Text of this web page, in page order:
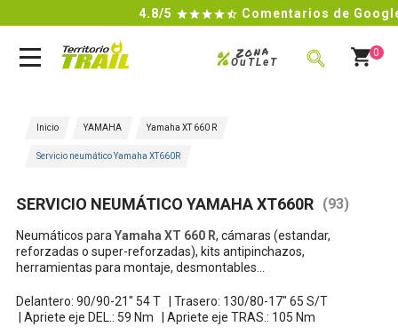
Comentarios de Google
Zona
%OuTLeT
0
Inicio YAMAHA Yamaha XT 660 R
Servicio neumático Yamaha XT660R
SERVICIO NEUMÁTICO YAMAHA XT660R (93)
Neumáticos para Yamaha XT 660 R, cámaras (estandar,
reforzadas o super-reforzadas), kits antipinchazos,
herramientas para montaje, desmontables...
Delantero: 90/90-21" 54 T |
Trasero: 130/80-17" 65 S/T
Apriete eje DEL.: 59 Nm | Apriete eje TRAS.: 105 Nm